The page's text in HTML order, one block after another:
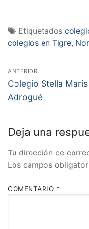
Etiquetados
colegios en Tigre,
Navegación
de
entradas
ANTERIOR
Entrada
anterior:
Colegio Stella
Adrogué
Deja una
Tu dirección de
Los campos
COMENTARIO *